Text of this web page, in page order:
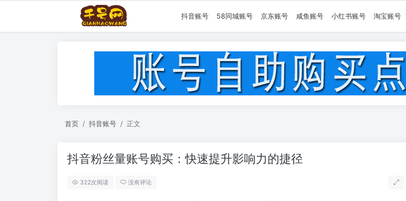
抖音账号 58同城账号 京东账号 咸鱼账号 小红书账号 淘宝账号
首页 抖音账号 正文
抖音粉丝量账号购买：快速提升影响力的捷径
322次阅读 没有评论